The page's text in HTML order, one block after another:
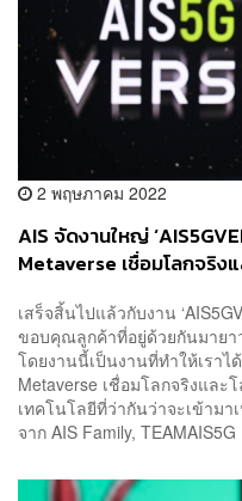
2 พฤษภาคม 2022
AIS จัดงานใหญ่
Metaverse เชื่อมโลกจริง
เสร็จสิ้นไปแล้วกับงาน
ขอบคุณลูกค้าที่อยู่ด้วยกันมายา
โดยงานนี้เป็นงานที่ทำให้เรา
Metaverse เชื่อมโลกจริงและ
เทคโนโลยีที่ว่ากันว่าจะเข้าม
จาก AIS Family,